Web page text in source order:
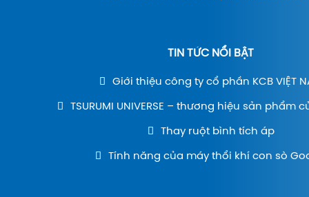
TIN TỨC NỔI BẬT
Giới thiệu công ty cổ phần KCB VIỆT
TSURUMI UNIVERSE – thương hiệu sản phẩm
Thay ruột bình tích áp
Tính năng của máy thổi khí con sò